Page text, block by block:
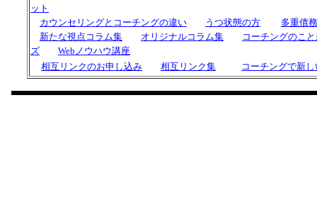
ット
カウンセリングと コーチングの違い うつ状態の方
多重債
新たな視点コラム集
オリジナルコラム集
コーチングのこ
ズ
Webノウハウ講座
相互リンクのお申し込み
相互リンク集 コーチングで新